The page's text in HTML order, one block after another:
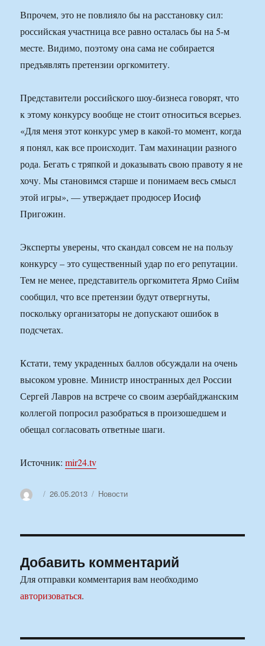
Впрочем, это не повлияло бы на расстановку сил:
российская участница все равно осталась бы на 5-м
месте. Видимо, поэтому она сама не собирается
предъявлять претензии оргкомитету.
Представители российского шоу-бизнеса говорят, что
к этому конкурсу вообще не стоит относиться всерьез.
«Для меня этот конкурс умер в какой-то момент, когда
я понял, как все происходит. Там махинации разного
рода. Бегать с тряпкой и доказывать свою правоту я не
хочу. Мы становимся старше и понимаем весь смысл
этой игры», — утверждает продюсер Иосиф
Пригожин.
Эксперты уверены, что скандал совсем не на пользу
конкурсу – это существенный удар по его репутации.
Тем не менее, представитель оргкомитета Ярмо Сийм
сообщил, что все претензии будут отвергнуты,
поскольку организаторы не допускают ошибок в
подсчетах.
Кстати, тему украденных баллов обсуждали на очень
высоком уровне. Министр иностранных дел России
Сергей Лавров на встрече со своим азербайджанским
коллегой попросил разобраться в произошедшем и
обещал согласовать ответные шаги.
Источник:mir24.tv
АвторОпубликовано
26.05.2013 Рубрики
Новости
Добавить комментарий
Для отправки комментария вам необходимо
авторизоваться.